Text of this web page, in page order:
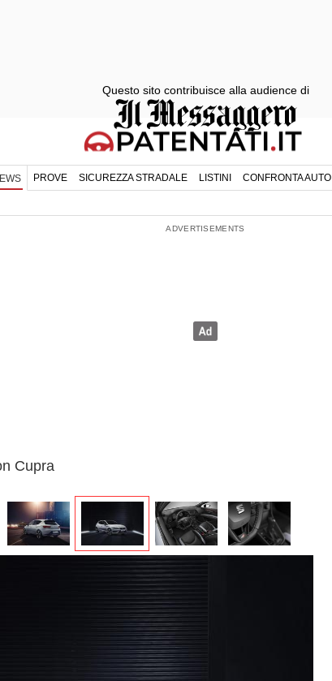
PROVE SICUREZZA STRADALE LISTINI CONFRONTA AUTO
Cupra
Questo sito contribuisce alla audience di